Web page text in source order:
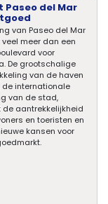
Paseo del Mar
van Paseo del Mar
meer dan een
voor
De grootschalige
van de haven
de internationale
van de stad,
de aantrekkelijkheid
en toeristen en
kansen voor